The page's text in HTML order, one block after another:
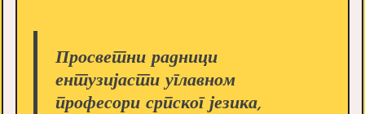
Просветни радници
ентузијасти углавном
професори српског језика,